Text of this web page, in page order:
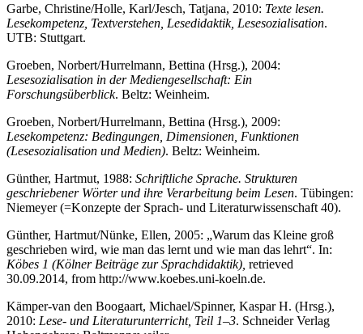
Garbe, Christine/Holle, Karl/Jesch, Tatjana, 2010: Texte lesen.
Lesekompetenz, Textverstehen, Lesedidaktik, Lesesozialisation.
UTB: Stuttgart.
Groeben, Norbert/Hurrelmann, Bettina (Hrsg.), 2004:
Lesesozialisation in der Mediengesellschaft: Ein
Forschungsüberblick. Beltz: Weinheim.
Groeben, Norbert/Hurrelmann, Bettina (Hrsg.), 2009:
Lesekompetenz: Bedingungen, Dimensionen, Funktionen
(Lesesozialisation und Medien). Beltz: Weinheim.
Günther, Hartmut, 1988: Schriftliche Sprache. Strukturen
geschriebener Wörter und ihre Verarbeitung beim Lesen. Tübingen:
Niemeyer (=Konzepte der Sprach- und Literaturwissenschaft 40).
Günther, Hartmut/Nünke, Ellen, 2005: „Warum das Kleine groß
geschrieben wird, wie man das lernt und wie man das lehrt“. In:
Köbes 1 (Kölner Beiträge zur Sprachdidaktik), retrieved
30.09.2014, from http://www.koebes.uni-koeln.de.
Kämper-van den Boogaart, Michael/Spinner, Kaspar H. (Hrsg.),
2010: Lese- und Literaturunterricht, Teil 1–3. Schneider Verlag